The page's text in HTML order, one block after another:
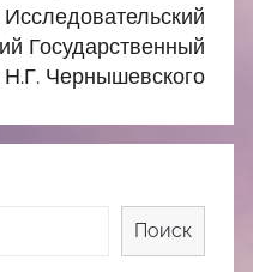
Государственный
Чернышевского
Поиск